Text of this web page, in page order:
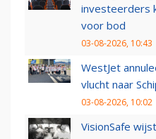
investeerders
voor bod
03-08-2026, 10:43
WestJet
vlucht naar
03-08-2026, 10:02
VisionSafe